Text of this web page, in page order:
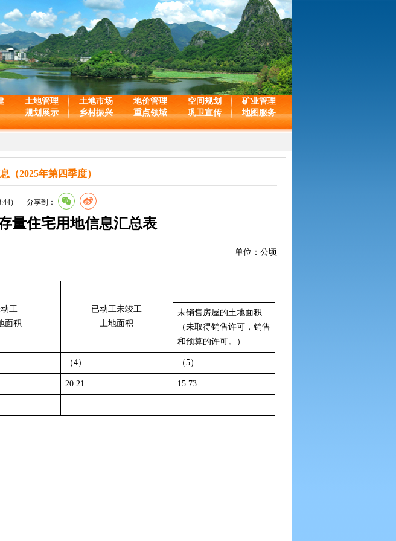
土地管理 土地市场 地价管理 空间规划
矿业管理
规划展示 乡村振兴 重点领域 巩卫宣传 地图服务
（2025年第四季度）
） 分享到：
量住宅用地信息汇总表
单位：公顷
工
面积
已动工未竣工
土地面积
未销售房屋的土地面积
（未取得销售许可，销售
和预算的许可。）
（4） （5）
20.21 15.73